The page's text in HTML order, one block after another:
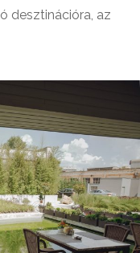
desztinációra, az